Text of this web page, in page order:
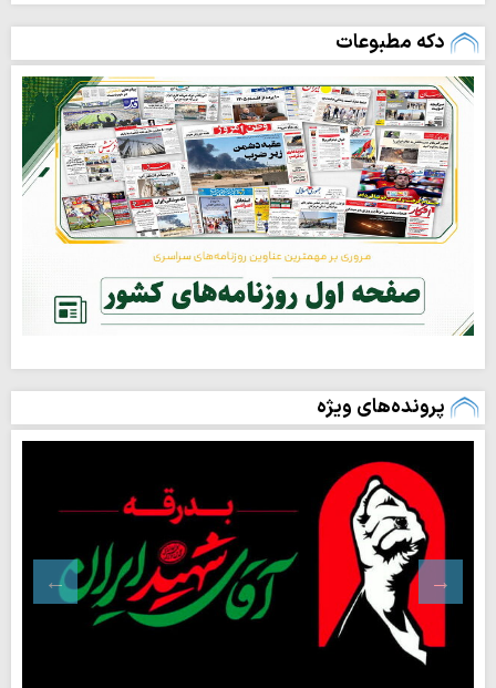
دکه مطبوعات
پرونده‌های ویژه